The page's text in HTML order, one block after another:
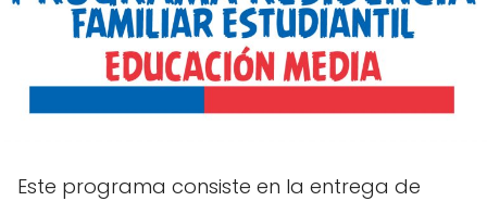
Este programa consiste en la entrega de